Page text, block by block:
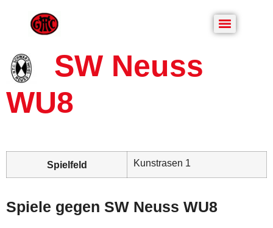
SW Neuss
WU8
Spielfeld Kunstrasen 1
Spiele gegen SW Neuss WU8